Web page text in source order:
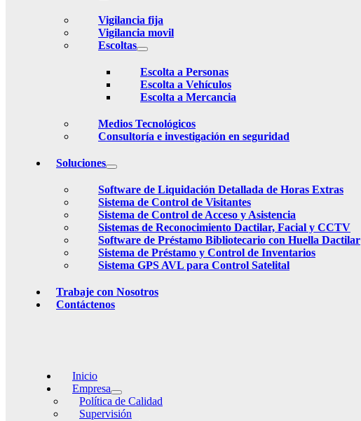
Vigilancia fija
Vigilancia movil
Escoltas
Escolta a Personas
Escolta a Vehículos
Escolta a Mercancia
Medios Tecnológicos
Consultoría e investigación en seguridad
Soluciones
Software de Liquidación Detallada de Horas Extras
Sistema de Control de Visitantes
Sistema de Control de Acceso y Asistencia
Sistemas de Reconocimiento Dactilar, Facial y CCTV
Software de Préstamo Bibliotecario con Huella Dactilar
Sistema de Préstamo y Control de Inventarios
Sistema GPS AVL para Control Satelital
Trabaje con Nosotros
Contáctenos
Inicio
Empresa
Política de Calidad
Supervisión